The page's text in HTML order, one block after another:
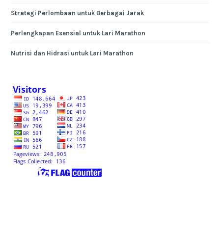
Strategi Perlombaan untuk Berbagai Jarak
Perlengkapan Esensial untuk Lari Marathon
Nutrisi dan Hidrasi untuk Lari Marathon